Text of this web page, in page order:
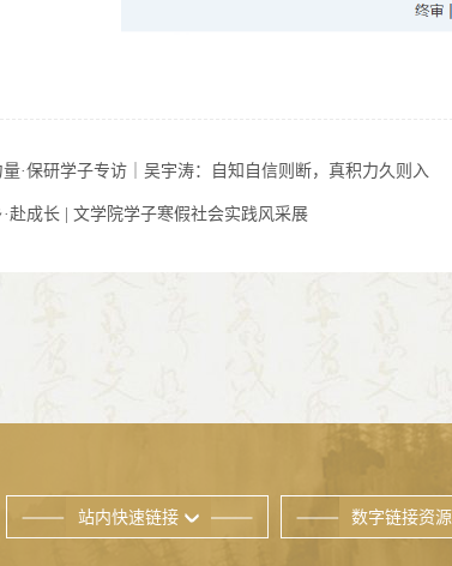
·保研学子专访｜吴宇涛：自知自信则断，真积力久则入
赴成长 | 文学院学子寒假社会实践风采展
站内快速链接 数字链接资源